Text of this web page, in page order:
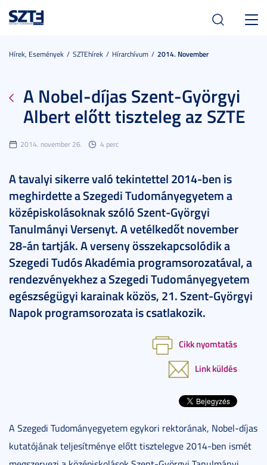
Hírek, Események SZTEhírek Hírarchívum 2014. November
A Nobel-díjas Szent-Györgyi
Albert előtt tiszteleg az SZTE
2014. november 26. 4 perc
A tavalyi sikerre való tekintettel 2014-ben is
meghirdette a Szegedi Tudományegyetem a
középiskolásoknak szóló Szent-Györgyi
Tanulmányi Versenyt. A vetélkedőt november
28-án tartják. A verseny összekapcsolódik a
Szegedi Tudós Akadémia programsorozatával, a
rendezvényekhez a Szegedi Tudományegyetem
egészségügyi karainak közös, 21. Szent-Györgyi
Napok programsorozata is csatlakozik.
Cikk nyomtatás
Link küldés
A Szegedi Tudományegyetem egykori rektorának, Nobel-díjas
kutatójának teljesítménye előtt tisztelegve 2014-ben ismét